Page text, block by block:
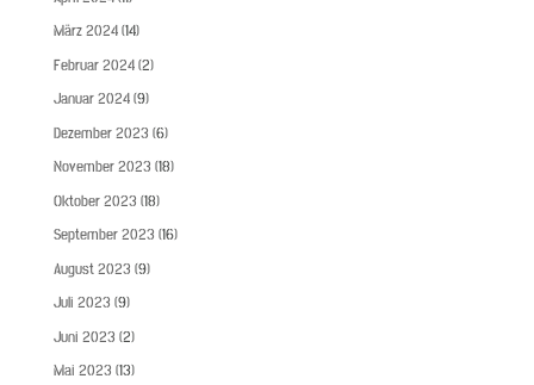
März 2024(14)
Februar 2024(2)
Januar 2024(9)
Dezember 2023 (6)
November 2023 (18)
Oktober 2023 (18)
September 2023 (16)
August 2023 (9)
Juli 2023 (9)
Juni 2023 (2)
Mai 2023 (13)